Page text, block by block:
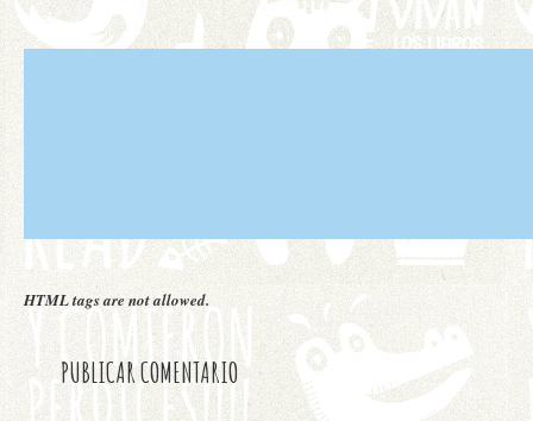
HTML tags are not allowed.